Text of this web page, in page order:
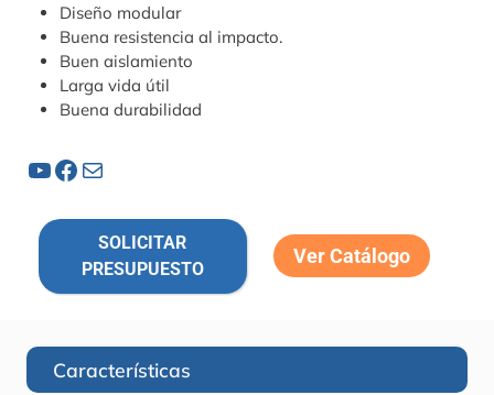
Diseño modular
Buena resistencia al impacto.
Buen aislamiento
Larga vida útil
Buena durabilidad
YouTube Facebook Correo electrónico
SOLICITAR
PRESUPUESTO
Ver Catálogo
Características